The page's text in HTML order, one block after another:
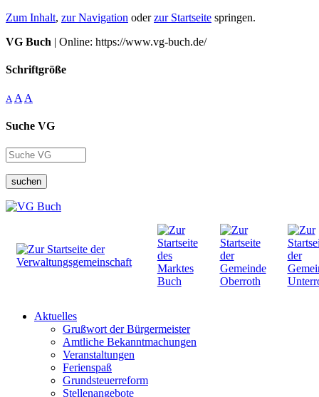
Zum Inhalt, zur Navigation oderzur Startseite springen.
VG Buch | Online: https://www.vg-buch.de/
Schriftgröße
A A A
Suche VG
suchen
Aktuelles
Grußwort der Bürgermeister
Amtliche Bekanntmachungen
Veranstaltungen
Ferienspaß
Grundsteuerreform
Stellenangebote